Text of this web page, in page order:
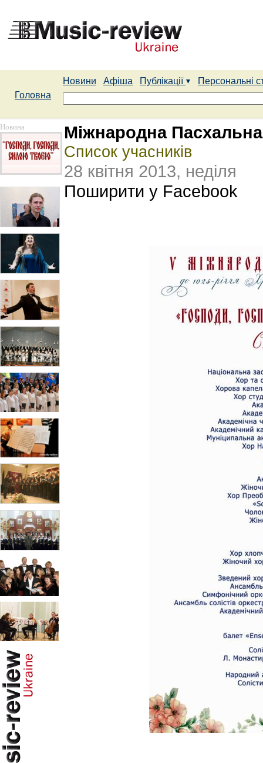
Новини Афіша Публікації
Персональні
Головна
Новина Міжнародна
Список учасників
28 квітня 2013, неділя
Поширити у Facebook